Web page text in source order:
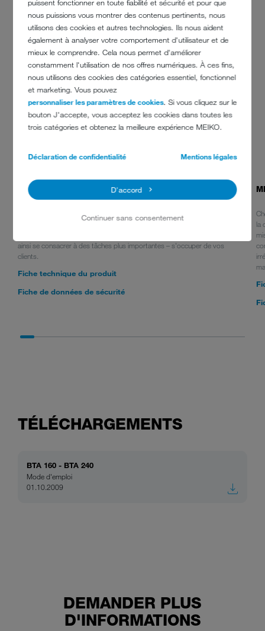
puissent fonctionner en toute fiabilité et sécurité et pour que
nous puissions vous montrer des contenus pertinents, nous
utilisons des cookies et autres technologies. Ils nous aident
également à analyser votre comportement d'utilisateur et de
mieux le comprendre. Cela nous permet d'améliorer
constamment l'utilisation de nos offres numériques. À ces fins,
nous utilisons des cookies des catégories essentiel, fonctionnel
et marketing. Vous pouvez
personnaliser les paramètres de cookies. Si vous cliquez sur le
bouton J'accepte, vous acceptez les cookies dans toutes les
trois catégories et obtenez la meilleure expérience MEIKO.
Déclaration de confidentialité Mentions légales
D'accord
Continuer sans consentement
MEIKO ACTIVE R-GS 2410 GLASS
Des verres et des décors étincelants, sans aucun lustrage manuel ?
ainsi se consacrer à des tâches plus importantes – s'occuper de vos
clients.
Fiche technique du produit
Fiche de données de sécurité
la
TÉLÉCHARGEMENTS
BTA 160 - BTA 240
Mode d'emploi
01.10.2009
DEMANDER PLUS
D'INFORMATIONS